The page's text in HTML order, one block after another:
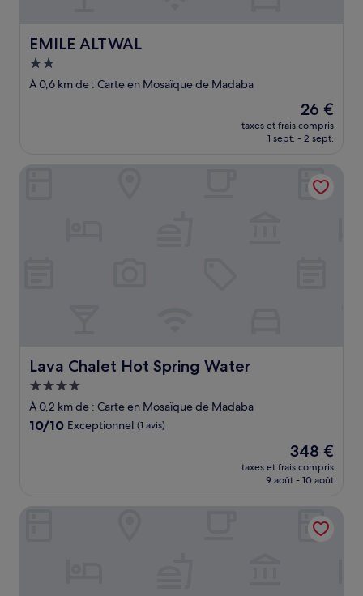
EMILE ALTWAL
EMILE ALTWAL
Hébergement
2.0 étoiles
À 0,6 km de : Carte en Mosaïque de Madaba
Le
nouveau
prix
de
26 €
26 €
taxes et frais compris
1 sept. - 2 sept.
Lava Chalet Hot Spring Water
Lava Chalet Hot Spring Water
Hébergement
4.0 étoiles
À 0,2 km de : Carte en Mosaïque de Madaba
10.0
10/10 Exceptionnel (1 avis)
Le
nouveau
prix
de
348 €
348 €
taxes et frais compris
9 août - 10 août